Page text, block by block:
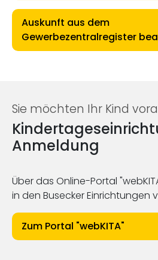
Auskunft aus dem
Gewerbezentralregister
Sie möchten Ihr Kind
Anmeldung
Über das Online-Portal
in den Busecker Einrichtungen
Zum Portal "webKITA"